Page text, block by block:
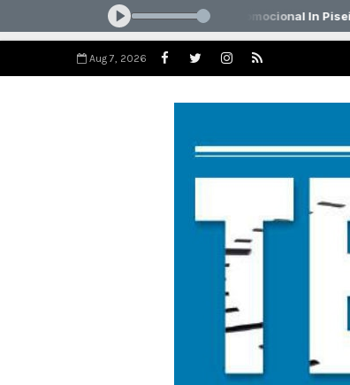
Aug 7, 2026